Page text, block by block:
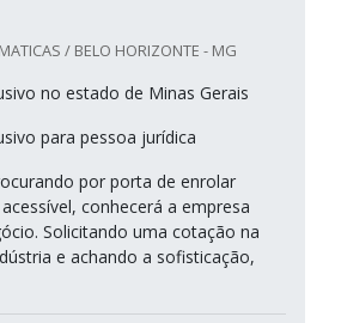
/ BELO HORIZONTE - MG
no estado de Minas Gerais
para pessoa jurídica
por porta de enrolar
conhecerá a empresa
Solicitando uma cotação na
e achando a sofisticação,